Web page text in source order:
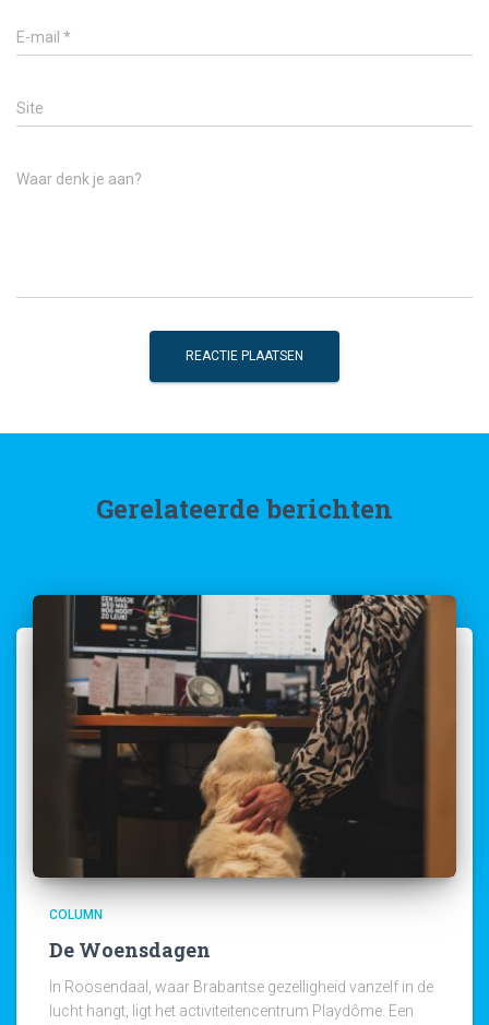
E-mail *
Site
Waar denk je aan?
Gerelateerde berichten
COLUMN
De Woensdagen
In Roosendaal, waar Brabantse gezelligheid vanzelf in de
lucht hangt, ligt het activiteitencentrum Playdôme. Een